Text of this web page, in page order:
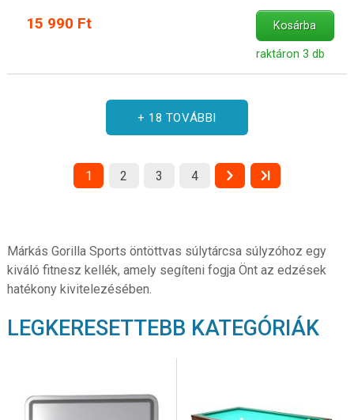
15 990 Ft Kosárba
raktáron 3 db
+ 18 TOVÁBBI
1 2 3 4
Márkás Gorilla Sports öntöttvas súlytárcsa súlyzóhoz egy
kiváló fitnesz kellék, amely segíteni fogja Önt az edzések
hatékony kivitelezésében.
LEGKERESETTEBB KATEGÓRIÁK